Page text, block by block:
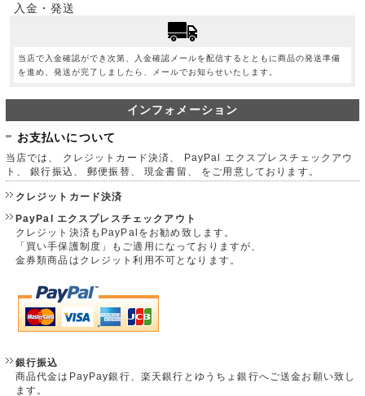
入金・発送
当店で入金確認ができ次第、入金確認メールを配信するとともに商品の発送準備
を進め、発送が完了しましたら、メールでお知らせいたします。
インフォメーション
お支払いについて
当店では、 クレジットカード決済、 PayPal エクスプレスチェックアウ
ト、 銀行振込、 郵便振替、 現金書留、 をご用意しております。
クレジットカード決済
PayPal エクスプレスチェックアウト
クレジット決済もPayPalをお勧め致します。
「買い手保護制度」もご適用になっておりますが、
金券類商品はクレジット利用不可となります。
銀行振込
商品代金はPayPay銀行、楽天銀行とゆうちょ銀行へご送金お願い致し
ます。